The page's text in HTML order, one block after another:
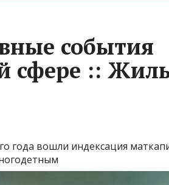
события
сфере ::
года вошли индексация